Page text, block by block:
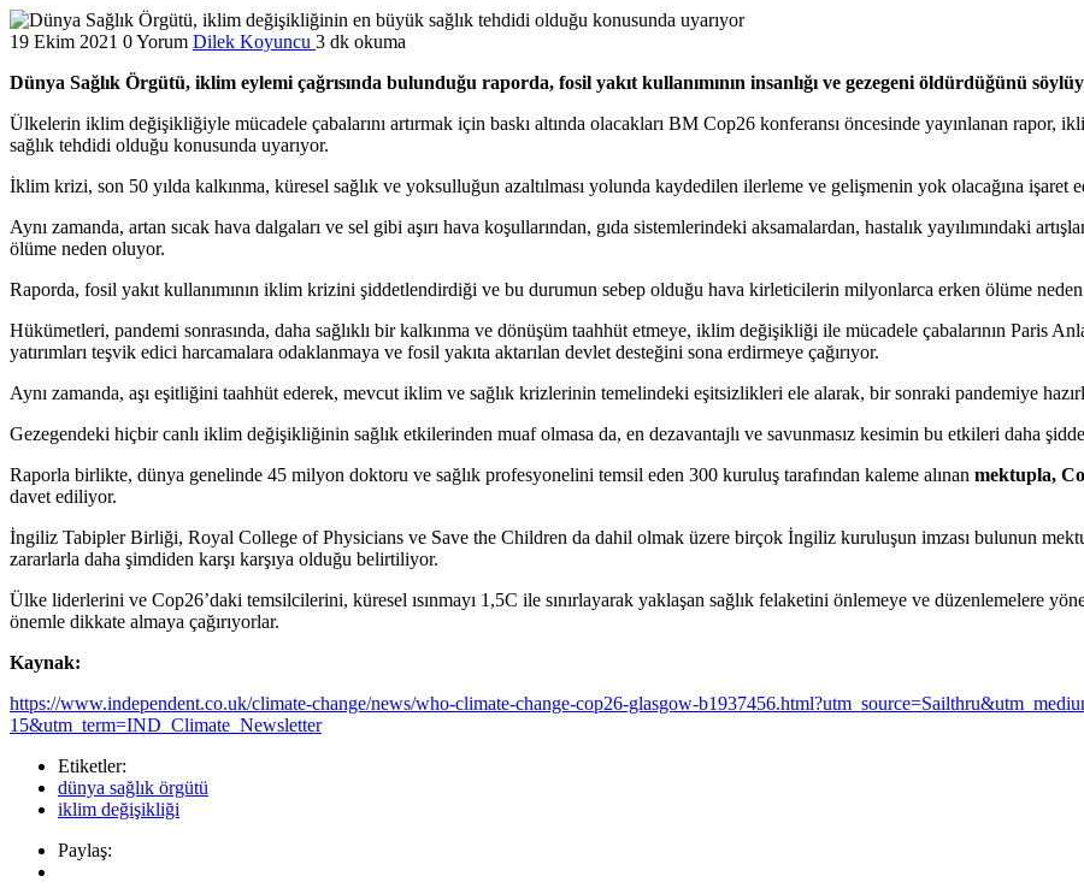
19 Ekim 2021 0 Yorum Dilek Koyuncu 3 dk okuma
Dünya Sağlık Örgütü, iklim eylemi çağrısında bulunduğu raporda, fosil yakıt kullanımının insanlığı ve gezegeni öldürdüğünü
Ülkelerin iklim değişikliğiyle mücadele çabalarını artırmak için baskı altında olacakları BM Cop26 konferansı öncesinde yayınlanan rapor,
sağlık tehdidi olduğu konusunda uyarıyor.
İklim krizi, son 50 yılda kalkınma, küresel sağlık ve yoksulluğun azaltılması yolunda kaydedilen ilerleme ve gelişmenin yok olacağına işaret
Aynı zamanda, artan sıcak hava dalgaları ve sel gibi aşırı hava koşullarından, gıda sistemlerindeki aksamalardan, hastalık yayılımındaki
ölüme neden oluyor.
Raporda, fosil yakıt kullanımının iklim krizini şiddetlendirdiği ve bu durumun sebep olduğu hava kirleticilerin milyonlarca erken ölüme neden
Hükümetleri, pandemi sonrasında, daha sağlıklı bir kalkınma ve dönüşüm taahhüt etmeye, iklim değişikliği ile mücadele çabalarının Paris
yatırımları teşvik edici harcamalara odaklanmaya ve fosil yakıta aktarılan devlet desteğini sona erdirmeye çağırıyor.
Aynı zamanda, aşı eşitliğini taahhüt ederek, mevcut iklim ve sağlık krizlerinin temelindeki eşitsizlikleri ele alarak, bir sonraki pandemiye
Gezegendeki hiçbir canlı iklim değişikliğinin sağlık etkilerinden muaf olmasa da, en dezavantajlı ve savunmasız kesimin bu etkileri daha
Raporla birlikte, dünya genelinde 45 milyon doktoru ve sağlık profesyonelini temsil eden 300 kuruluş tarafından kaleme alınan mektupla,
davet ediliyor.
İngiliz Tabipler Birliği, Royal College of Physicians ve Save the Children da dahil olmak üzere birçok İngiliz kuruluşun imzası bulunun
zararlarla daha şimdiden karşı karşıya olduğu belirtiliyor.
Ülke liderlerini ve Cop26’daki temsilcilerini, küresel ısınmayı 1,5C ile sınırlayarak yaklaşan sağlık felaketini önlemeye ve düzenlemelere
önemle dikkate almaya çağırıyorlar.
Kaynak:
https://www.independent.co.uk/climate-change/news/who-climate-change-cop26-glasgow-
15&utm_term=IND_Climate_Newsletter
Etiketler:
dünya sağlık örgütü
iklim değişikliği
Paylaş: